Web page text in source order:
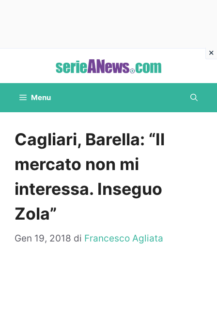
contenuto
Menu
Cagliari, Barella: “Il
mercato non mi
interessa. Inseguo
Zola”
Gen 19, 2018 di Francesco Agliata